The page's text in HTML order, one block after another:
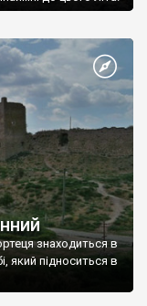
знаходиться в
який підноситься в